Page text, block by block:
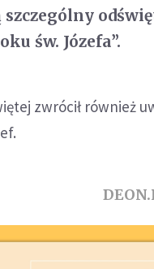
szczególny
św. Józefa”.
zwrócił również